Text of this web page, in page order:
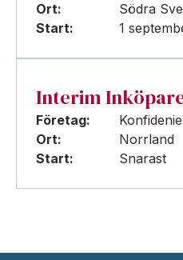
Ort:
Södra
Start:
1
Interim
Företag:
Ort:
Norrland
Start:
Snarast